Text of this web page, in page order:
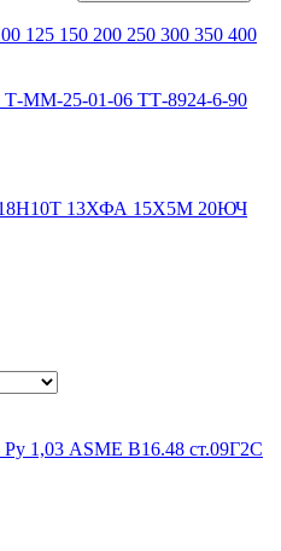
125 150 200 250 300 350 400
Т-ММ-25-01-06 ТТ-8924-6-90
13ХФА 15Х5М 20ЮЧ
1,03 ASME В16.48 ст.09Г2С